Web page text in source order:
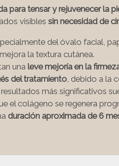
para tensar y rejuvenecer la
visibles sin necesidad de
del óvalo facial,
la textura cutánea.
una leve mejoría en la
del tratamiento, debido a la
más significativos
el colágeno se regenera
duración aproximada de 6